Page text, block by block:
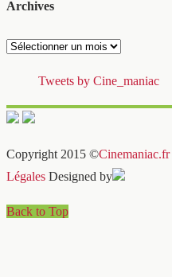
Archives
Archives
Tweets by Cine_maniac
Copyright 2015 ©Cinemaniac.fr
Légales Designed by
Back to Top